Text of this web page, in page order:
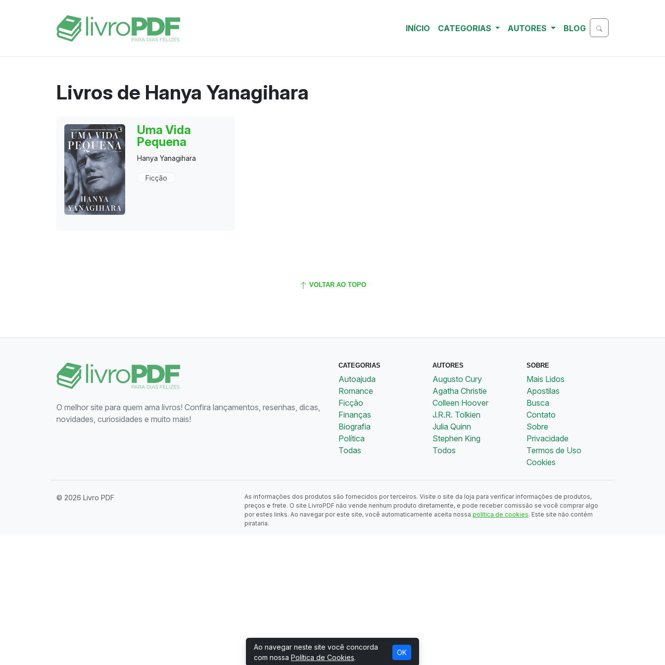
INÍCIO CATEGORIAS AUTORES BLOG
Livros de Hanya Yanagihara
Uma Vida
Pequena
Hanya Yanagihara
Ficção
VOLTAR AO TOPO
O melhor site para quem ama livros! Confira lançamentos, resenhas, dicas,
novidades, curiosidades e muito mais!
CATEGORIAS
Autoajuda
Romance
Ficção
Finanças
Biografia
Política
Todas
AUTORES
Augusto Cury
Agatha Christie
Colleen Hoover
J.R.R. Tolkien
Julia Quinn
Stephen King
Todos
SOBRE
Mais Lidos
Apostilas
Busca
Contato
Sobre
Privacidade
Termos de Uso
Cookies
© 2026 Livro PDF
As informações dos produtos são fornecidos por terceiros. Visite o site da loja para verificar informações de produtos,
preços e frete. O site LivroPDF não vende nenhum produto diretamente, e pode receber comissão se você comprar algo
por estes links. Ao navegar por este site, você automaticamente aceita nossa política de cookies. Este site não contém
pirataria.
Ao navegar neste site você concorda
com nossa Política de Cookies.
OK